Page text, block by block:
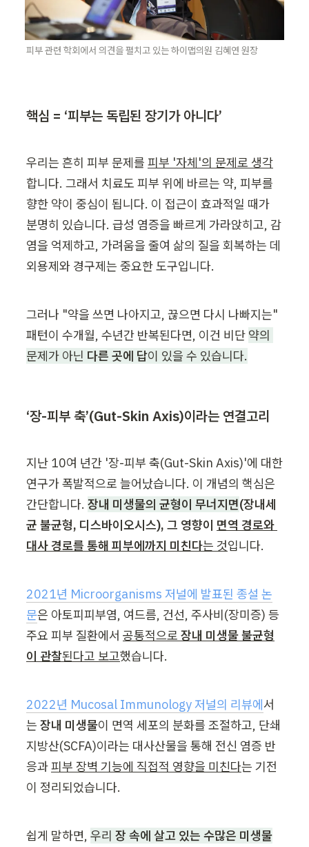
피부 관련 학회에서 의견을 펼치고 있는 하이맵의원 김혜연 원장
핵심 = ‘피부는 독립된 장기가 아니다’
우리는 흔히 피부 문제를 피부 '자체'의 문제로 생각
합니다. 그래서 치료도 피부 위에 바르는 약, 피부를
향한 약이 중심이 됩니다. 이 접근이 효과적일 때가
분명히 있습니다. 급성 염증을 빠르게 가라앉히고, 감
염을 억제하고, 가려움을 줄여 삶의 질을 회복하는 데
외용제와 경구제는 중요한 도구입니다.
그러나 "약을 쓰면 나아지고, 끊으면 다시 나빠지는"
패턴이 수개월, 수년간 반복된다면, 이건 비단 약의
문제가 아닌 다른 곳에 답이 있을 수 있습니다.
‘장-피부 축’(Gut-Skin Axis)이라는 연결고리
지난 10여 년간 '장-피부 축(Gut-Skin Axis)'에 대한
연구가 폭발적으로 늘어났습니다. 이 개념의 핵심은
간단합니다. 장내 미생물의 균형이 무너지면(장내세
균 불균형, 디스바이오시스), 그 영향이 면역 경로와
대사 경로를 통해 피부에까지 미친다는 것입니다.
2021년 Microorganisms 저널에 발표된 종설 논
문은 아토피피부염, 여드름, 건선, 주사비(장미증) 등
주요 피부 질환에서 공통적으로 장내 미생물 불균형
이 관찰된다고 보고했습니다.
2022년 Mucosal Immunology저널의 리뷰에서
는 장내 미생물이 면역 세포의 분화를 조절하고, 단쇄
지방산(SCFA)이라는 대사산물을 통해 전신 염증 반
응과 피부 장벽 기능에 직접적 영향을 미친다는 기전
이 정리되었습니다.
쉽게 말하면, 우리 장 속에 살고 있는 수많은 미생물